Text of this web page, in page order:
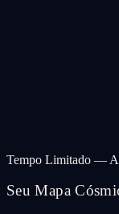
Tempo Limitado —
Seu Mapa